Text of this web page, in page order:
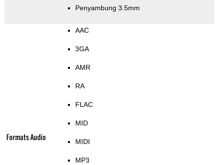
Penyambung 3.5mm
Formats Audio
AAC
3GA
AMR
RA
FLAC
MID
MIDI
MP3